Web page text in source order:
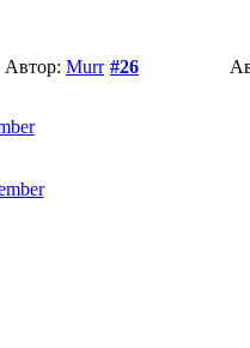
Автор: Murr #26